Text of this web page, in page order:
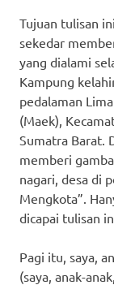
Tujuan tulisan
sekedar
yang dialami
Kampung
pedalaman
(Maek),
Sumatra Barat.
memberi
nagari, desa di
Mengkota”.
dicapai tulisan
Pagi itu, saya,
(saya, anak-